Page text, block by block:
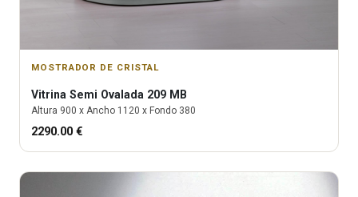
MOSTRADOR DE CRISTAL
Vitrina Semi Ovalada 209 MB
Altura 900 x Ancho 1120 x Fondo 380
2290.00 €